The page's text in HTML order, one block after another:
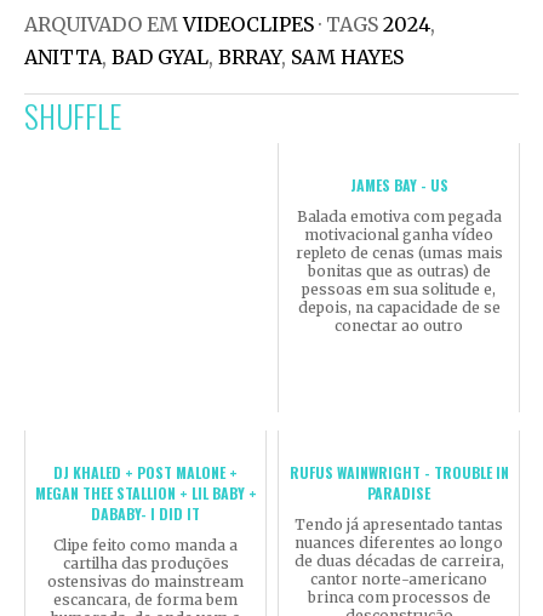
ARQUIVADO EMVIDEOCLIPES · TAGS 2024,
ANITTA, BAD GYAL, BRRAY, SAM HAYES
SHUFFLE
JAMES BAY - US
Balada emotiva com pegada
motivacional ganha vídeo
repleto de cenas (umas mais
bonitas que as outras) de
pessoas em sua solitude e,
depois, na capacidade de se
conectar ao outro
DJ KHALED + POST MALONE +
MEGAN THEE STALLION + LIL BABY +
DABABY- I DID IT
Clipe feito como manda a
cartilha das produções
ostensivas do mainstream
escancara, de forma bem
RUFUS WAINWRIGHT - TROUBLE IN
PARADISE
Tendo já apresentado tantas
nuances diferentes ao longo
de duas décadas de carreira,
cantor norte-americano
brinca com processos de